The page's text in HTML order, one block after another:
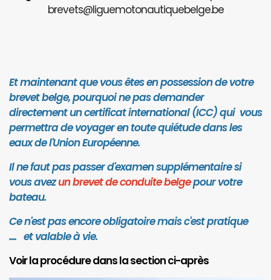
brevets@liguemotonautiquebelge.be
Et maintenant que vous êtes en possession de votre
brevet belge, pourquoi ne pas demander
directement un certificat international (ICC) qui vous
permettra de voyager en toute quiétude dans les
eaux de l'Union Européenne.
Il ne faut pas passer d'examen supplémentaire si
vous avezun brevet de conduite belgepour votre
bateau.
Ce n'est pas encore obligatoire mais c'est pratique
.... et valable à vie.
Voir la procédure dans la section ci-après